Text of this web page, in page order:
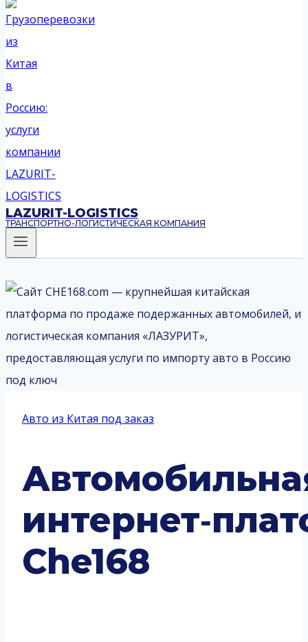
LAZURIT-LOGISTICS
ТРАНСПОРТНО-ЛОГИСТИЧЕСКАЯ КОМПАНИЯ
Авто из Китая под заказ
Che168